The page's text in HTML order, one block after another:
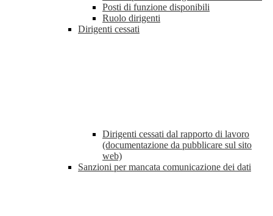
Posti di funzione disponibili
Ruolo dirigenti
Dirigenti cessati
Dirigenti cessati dal rapporto di lavoro
(documentazione da pubblicare sul sito
web)
Sanzioni per mancata comunicazione dei dati